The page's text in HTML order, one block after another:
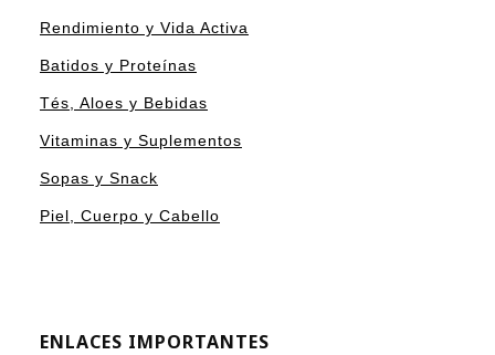
Rendimiento y Vida Activa
Batidos y Proteínas
Tés, Aloes y Bebidas
Vitaminas y Suplementos
Sopas y Snack
Piel, Cuerpo y Cabello
ENLACES IMPORTANTES